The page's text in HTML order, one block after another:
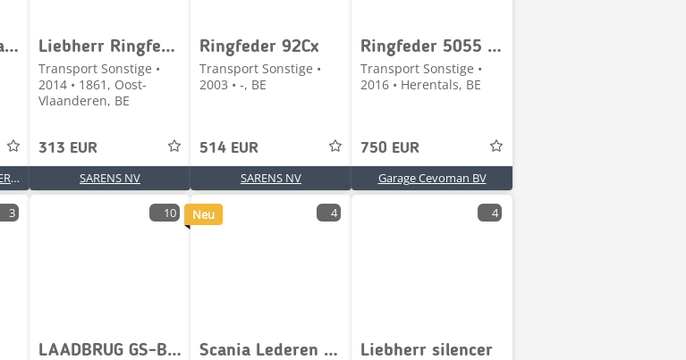
CAT D-reeks Brandstofpomp
BVBA HARU TOOLS & SERVICES
Liebherr Ringfeder 4040
Transport Sonstige •
2014 • 1861, Oost-
Vlaanderen, BE
313 EUR
SARENS NV
Ringfeder 92Cx
Transport Sonstige •
2003 • -, BE
514 EUR
SARENS NV
Ringfeder 5055 Trekhaak Pen 50mm Automatische Rock
Transport Sonstige •
2016 • Herentals, BE
750 EUR
Garage Cevoman BV
3 10
LAADBRUG GS-BM12T
4
Scania Lederen stoel passagier
Neu 4
Liebherr silencer